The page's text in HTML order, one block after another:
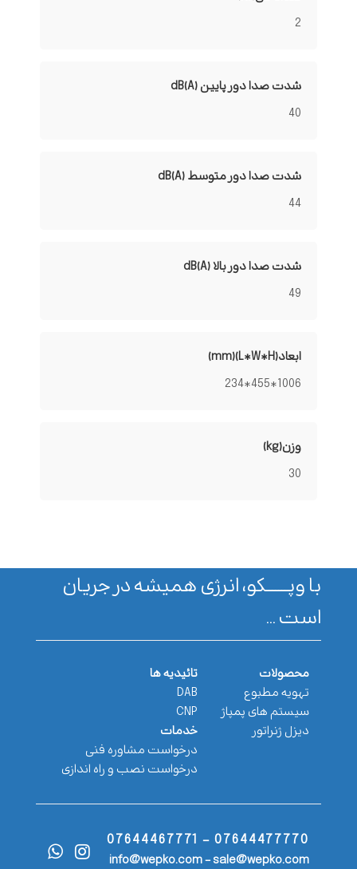
2
شدت صدا دور پایین dB(A)
40
شدت صدا دور متوسط dB(A)
44
شدت صدا دور بالا dB(A)
49
ابعاد(L*W*H)(mm)
1006*455*234
وزن(kg)
30
با وپـــــــکو، انرژی همیشه در جریان
است ...
محصولات
تهویه مطبوع
سیستم های پمپاژ
دیزل ژنراتور
تائیدیه ها
DAB
CNP
خدمات
درخواست مشاوره فنی
درخواست نصب و راه اندازی
07644477770 - 07644467771
info@wepko.com - sale@wepko.com